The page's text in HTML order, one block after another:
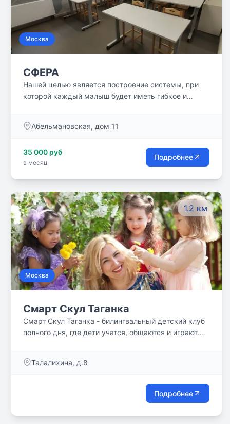
Москва
СФЕРА
Нашей целью является построение системы, при
которой каждый малыш будет иметь гибкое и
воспитания и культурного просвещения, искренне
Абельмановская, дом 11
35 000 руб
в месяц
Подробнее
1.2 км
Москва
Смарт Скул Таганка
Смарт Скул Таганка - билингвальный детский клуб
полного дня, где дети учатся, общаются и играют.
Талалихина, д.8
Подробнее